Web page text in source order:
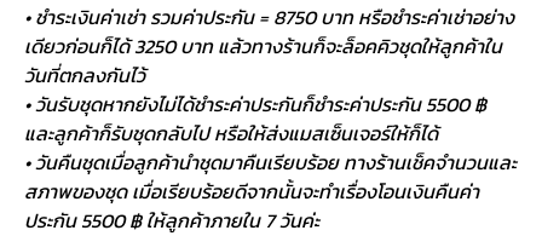
• ชำระเงินค่าเช่า รวมค่าประกัน = 8750 บาท หรือชำระค่าเช่าอย่าง
เดียวก่อนก็ได้ 3250 บาท แล้วทางร้านก็จะล็อคคิวชุดให้ลูกค้าใน
วันที่ตกลงกันไว้
• วันรับชุดหากยังไม่ได้ชำระค่าประกันก็ชำระค่าประกัน 5500 ฿
และลูกค้าก็รับชุดกลับไป หรือให้ส่งแมสเซ็นเจอร์ให้ก็ได้
• วันคืนชุดเมื่อลูกค้านำชุดมาคืนเรียบร้อย ทางร้านเช็คจำนวนและ
สภาพของชุด เมื่อเรียบร้อยดีจากนั้นจะทำเรื่องโอนเงินคืนค่า
ประกัน 5500 ฿ ให้ลูกค้าภายใน 7 วันค่ะ